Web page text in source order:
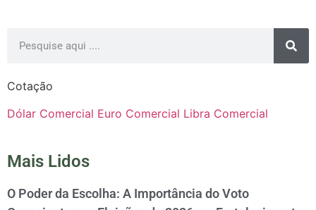
Cotação
Dólar Comercial Euro Comercial Libra Comercial
Mais Lidos
O Poder da Escolha: A Importância do Voto